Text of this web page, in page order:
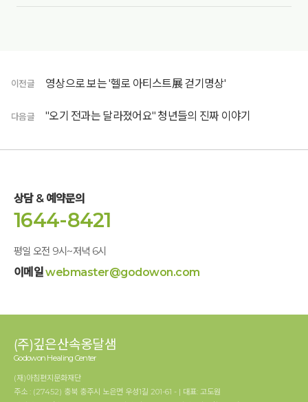
이전글 영상으로 보는 '헬로 아티스트展 걷기명상'
"오기 전과는 달라졌어요" 청년들의 진짜 이야기
다음글
상담 & 예약문의
1644-8421
평일 오전 9시~저녁 6시
이메일webmaster@godowon.com
(주)깊은산속옹달샘
Godowon Healing Center
(재)아침편지문화재단
주소 : (27452) 충북 충주시 노은면 우성1길 201-61 - | 대표: 고도원